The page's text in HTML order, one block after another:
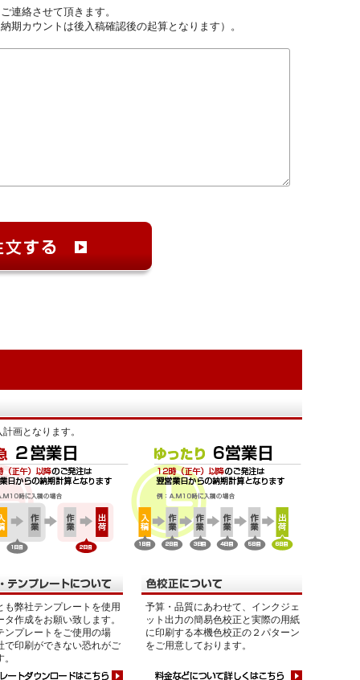
連絡させて頂きます。
期カウントは後入稿確認後の起算となります）。
画となります。
も弊社テンプレートを使用
タ作成をお願い致します。
ンプレートをご使用の場
で印刷ができない恐れがご
予算・品質にあわせて、インクジェ
ット出力の簡易色校正と実際の用紙
に印刷する本機色校正の２パターン
をご用意しております。